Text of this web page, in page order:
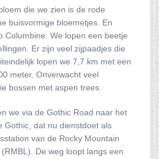
die we zien is de rode
buisvormige bloemetjes. En
Columbine. We lopen een beetje
Er zijn veel zijpaadjes die
lopen we 7,7 km met een
meter. Onverwacht veel
bossen met aspen trees.
we via de Gothic Road naar het
Gothic, dat nu dienstdoet als
van de Rocky Mountain
De weg loopt langs een